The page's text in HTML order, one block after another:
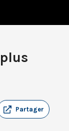
Partager